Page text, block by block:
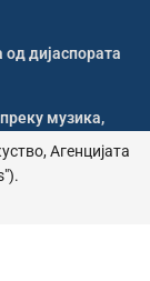
дијаспората
музика,
Џилонг
Агенцијата